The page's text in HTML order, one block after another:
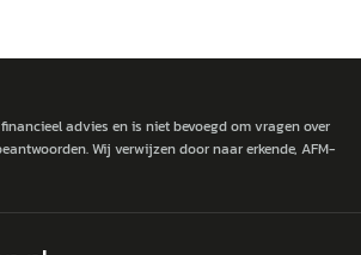
advies en is niet bevoegd om vragen over
Wij verwijzen door naar erkende, AFM-